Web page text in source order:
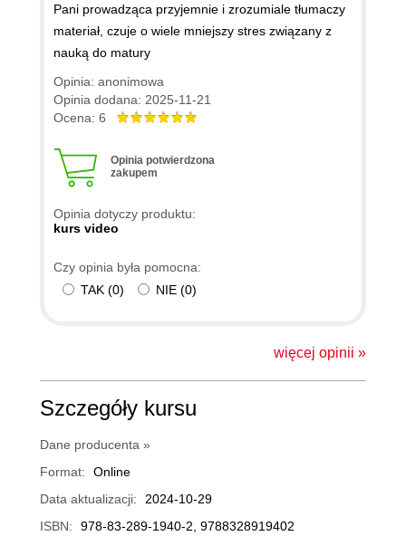
Pani prowadząca przyjemnie i zrozumiale tłumaczy
materiał, czuje o wiele mniejszy stres związany z
nauką do matury
Opinia: anonimowa
Opinia dodana: 2025-11-21
Ocena: 6
Opinia potwierdzona
zakupem
Opinia dotyczy produktu:
kurs video
Czy opinia była pomocna:
TAK (0) NIE (0)
więcej opinii »
Szczegóły kursu
Dane producenta »
Format:
Online
Data aktualizacji:
2024-10-29
ISBN:
978-83-289-1940-2, 9788328919402